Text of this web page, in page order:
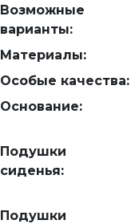
Возможные
варианты:
Материалы:
Особые качества:
Основание:
Подушки
сиденья:
Подушки